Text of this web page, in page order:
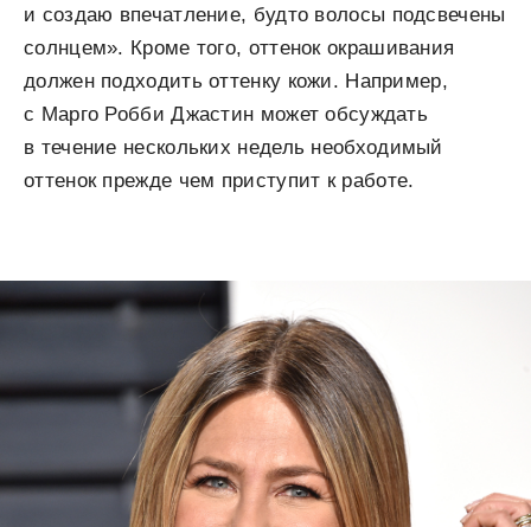
и создаю впечатление, будто волосы подсвечены
солнцем». Кроме того, оттенок окрашивания
должен подходить оттенку кожи. Например,
с Марго Робби Джастин может обсуждать
в течение нескольких недель необходимый
оттенок прежде чем приступит к работе.